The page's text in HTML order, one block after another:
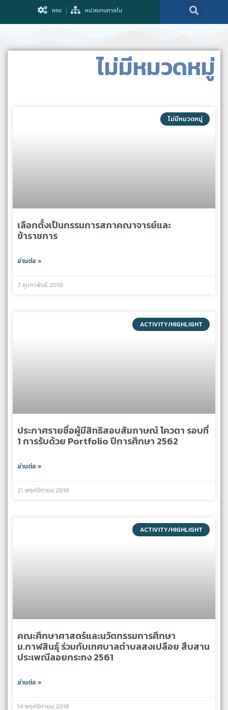
คณะ หน่วยงานภายใน
ไม่มีหมวดหมู่
ไม่มีหมวดหมู่
เลือกตั้งเป็นกรรมการสภาคณาจารย์และ
ข้าราชการ
อ่านต่อ »
7 กุมภาพันธ์ 2019
ACTIVITY/HIGHLIGHT
ประกาศรายชื่อผู้มีสิทธิสอบสัมภาษณ์ โควตา รอบที่
1 การรับด้วย Portfolio ปีการศึกษา 2562
อ่านต่อ »
21 พฤศจิกายน 2018
ACTIVITY/HIGHLIGHT
คณะศึกษาศาสตร์และนวัตกรรมการศึกษา
ม.กาฬสินธุ์ ร่วมกับเทศบาลตำบลสงเปลือย สืบสาน
ประเพณีลอยกระทง 2561
อ่านต่อ »
14 พฤศจิกายน 2018